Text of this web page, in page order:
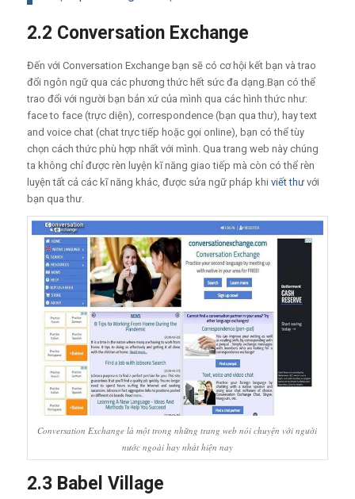
2.2 Conversation Exchange
Đến với Conversation Exchange bạn sẽ có cơ hội kết bạn và trao
đổi ngôn ngữ qua các phương thức hết sức đa dạng.Bạn có thể
trao đổi với người bạn bản xứ của mình qua các hình thức như:
face to face (trực diện), correspondence (bạn qua thư), hay text
and voice chat (chat trực tiếp hoặc gọi online), bạn có thể tùy
chọn cách thức phù hợp nhất với mình. Qua trang web này chúng
ta không chỉ được rèn luyện kĩ năng giao tiếp mà còn có thể rèn
luyện tất cả các kĩ năng khác, được sửa ngữ pháp khi viết thưvới
bạn qua thư.
Conversation Exchange là một trong những trang web nói chuyện với người
nước ngoài hay nhất hiện nay
2.3 Babel Village